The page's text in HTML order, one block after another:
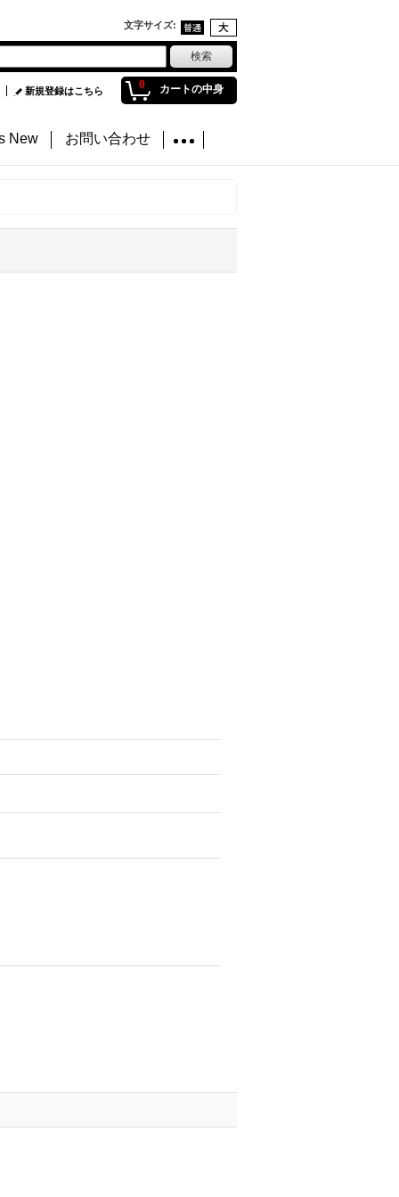
文字サイズ:
0 カートの中身
新規登録はこちら
New お問い合わせ